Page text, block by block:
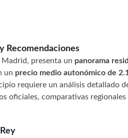
Recomendaciones
Madrid, presenta un panorama
un precio medio autonómico de
requiere un análisis detallado
oficiales, comparativas